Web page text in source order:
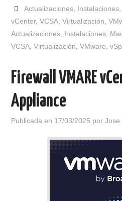
Actualizaciones, Instalaciones,
vCenter,VCSA ,Virtualización ,
Actualizaciones Instalaciones
VCSA ,Virtualización ,VMware ,
Firewall VMARE
Appliance
Publicada en 17/03/2025 porJose